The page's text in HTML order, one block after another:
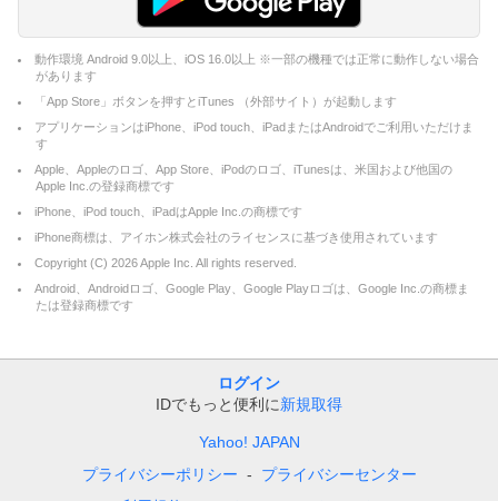
動作環境 Android 9.0以上、iOS 16.0以上 ※一部の機種では正常に動作しない場合
があります
「App Store」ボタンを押すとiTunes （外部サイト）が起動します
アプリケーションはiPhone、iPod touch、iPadまたはAndroidでご利用いただけま
す
Apple、Appleのロゴ、App Store、iPodのロゴ、iTunesは、米国および他国の
Apple Inc.の登録商標です
iPhone、iPod touch、iPadはApple Inc.の商標です
iPhone商標は、アイホン株式会社のライセンスに基づき使用されています
Copyright (C) 2026Apple Inc. All rights reserved.
Android、Androidロゴ、Google Play、Google Playロゴは、Google Inc.の商標ま
たは登録商標です
ログイン
IDでもっと便利に新規取得
Yahoo! JAPAN
プライバシーポリシー
プライバシーセンター